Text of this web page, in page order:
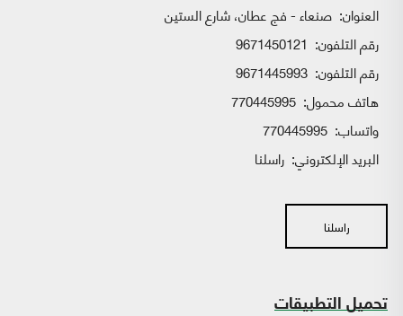
العنوان: صنعاء - فج عطان، شارع الستين
رقم التلفون: 9671450121
رقم التلفون: 9671445993
هاتف محمول: 770445995
واتساب:
البريد الإلكتروني: راسلنا
راسلنا
تحميل التطبيقات